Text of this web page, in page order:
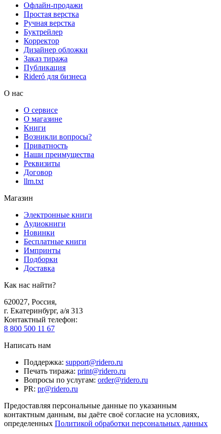
Офлайн-продажи
Простая верстка
Ручная верстка
Буктрейлер
Корректор
Дизайнер обложки
Заказ тиража
Публикация
Rideró для бизнеса
О нас
О сервисе
О магазине
Книги
Возникли вопросы?
Приватность
Наши преимущества
Реквизиты
Договор
llm.txt
Магазин
Электронные книги
Аудиокниги
Новинки
Бесплатные книги
Импринты
Подборки
Доставка
Как нас найти?
620027, Россия,
г. Екатеринбург, а/я 313
Контактный телефон:
8 800 500 11 67
Написать нам
Поддержка: support@ridero.ru
Печать тиража: print@ridero.ru
Вопросы по услугам: order@ridero.ru
PR: pr@ridero.ru
Предоставляя персональные данные по указанным
контактным данным, вы даёте своё согласие на условиях,
определенных Политикой обработки персональных данных